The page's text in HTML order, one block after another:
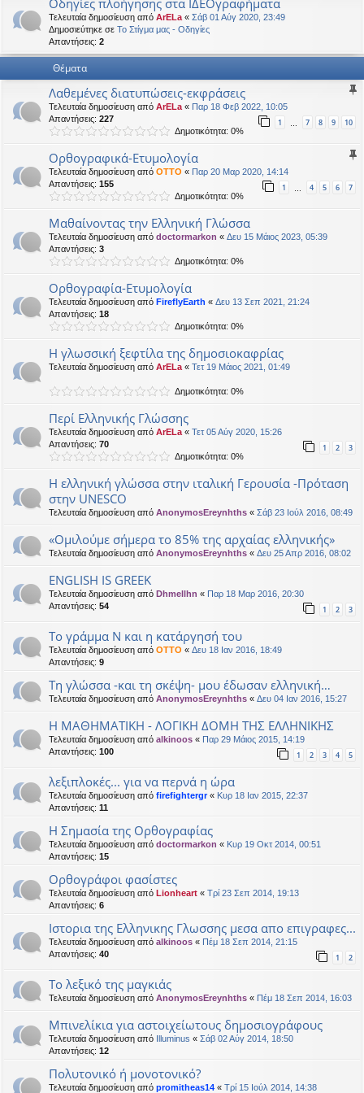
εις
Οδηγίες πλοήγησης στα ΙΔΕΟγραφήματα
Τελευταία δημοσίευση από ArELa « Σάβ 01 Αύγ 2020, 23:49
Δημοσιεύτηκε σε Το Στίγμα μας - Οδηγίες
Απαντήσεις: 2
Θέματα
Λαθεμένες διατυπώσεις-εκφράσεις
Τελευταία δημοσίευση από ArELa « Παρ 18 Φεβ 2022, 10:05
Απαντήσεις: 227 1 … 7 8 9 10
Δημοτικότητα: 0%
Ορθογραφικά-Ετυμολογία
Τελευταία δημοσίευση από OTTO « Παρ 20 Μαρ 2020, 14:14
Απαντήσεις: 155 1 … 4 5 6 7
Δημοτικότητα: 0%
Μαθαίνοντας την Ελληνική Γλώσσα
Τελευταία δημοσίευση από doctormarkon « Δευ 15 Μάιος 2023, 05:39
Απαντήσεις: 3
Δημοτικότητα: 0%
Ορθογραφία-Ετυμολογία
Τελευταία δημοσίευση από FireflyEarth « Δευ 13 Σεπ 2021, 21:24
Απαντήσεις: 18
Δημοτικότητα: 0%
Η γλωσσική ξεφτίλα της δημοσιοκαφρίας
Τελευταία δημοσίευση από ArELa « Τετ 19 Μάιος 2021, 01:49
Δημοτικότητα: 0%
Περί Ελληνικής Γλώσσης
Τελευταία δημοσίευση από ArELa « Τετ 05 Αύγ 2020, 15:26
Απαντήσεις: 70 1 2 3
Δημοτικότητα: 0%
Η ελληνική γλώσσα στην ιταλική Γερουσία -Πρόταση
στην UNESCΟ
Τελευταία δημοσίευση από AnonymosEreynhths « Σάβ 23 Ιούλ 2016, 08:49
«Ομιλούμε σήμερα το 85% της αρχαίας ελληνικής»
Τελευταία δημοσίευση από AnonymosEreynhths « Δευ 25 Απρ 2016, 08:02
ENGLISH IS GREEK
Τελευταία δημοσίευση από Dhmellhn « Παρ 18 Μαρ 2016, 20:30
Απαντήσεις: 54 1 2 3
Το γράμμα Ν και η κατάργησή του
Τελευταία δημοσίευση από OTTO « Δευ 18 Ιαν 2016, 18:49
Απαντήσεις: 9
Τη γλώσσα -και τη σκέψη- μου έδωσαν ελληνική…
Τελευταία δημοσίευση από AnonymosEreynhths « Δευ 04 Ιαν 2016, 15:27
Η ΜΑΘΗΜΑΤΙΚΗ - ΛΟΓΙΚΗ ΔΟΜΗ ΤΗΣ ΕΛΛΗΝΙΚΗΣ
Τελευταία δημοσίευση από alkinoos « Παρ 29 Μάιος 2015, 14:19
Απαντήσεις: 100 1 2 3 4 5
λεξιπλοκές... για να περνά η ώρα
Τελευταία δημοσίευση από firefightergr« Κυρ 18 Ιαν 2015, 22:37
Απαντήσεις: 11
Η Σημασία της Ορθογραφίας
Τελευταία δημοσίευση από doctormarkon « Κυρ 19 Οκτ 2014, 00:51
Απαντήσεις: 15
Ορθογράφοι φασίστες
Τελευταία δημοσίευση από Lionheart « Τρί 23 Σεπ 2014, 19:13
Απαντήσεις: 6
Ιστορια της Ελληνικης Γλωσσης μεσα απο επιγραφες...
Τελευταία δημοσίευση από alkinoos « Πέμ 18 Σεπ 2014, 21:15
Απαντήσεις: 40 1 2
Το λεξικό της μαγκιάς
Τελευταία δημοσίευση από AnonymosEreynhths « Πέμ 18 Σεπ 2014, 16:03
Μπινελίκια για αστοιχείωτους δημοσιογράφους
Τελευταία δημοσίευση από Illuminus « Σάβ 02 Αύγ 2014, 18:50
Απαντήσεις: 12
Πολυτονικό ή μονοτονικό?
Τελευταία δημοσίευση από promitheas14 « Τρί 15 Ιούλ 2014, 14:38